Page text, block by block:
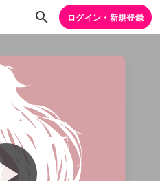
ログイン・新規登録